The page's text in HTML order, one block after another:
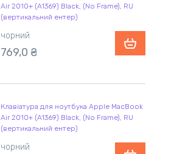
Air 2010+ (A1369) Black, (No Frame), RU
(вертикальний ентер)
чорний
769,0 ₴
Клавіатура для ноутбука Apple MacBook
Air 2010+ (A1369) Black, (No Frame), RU
(вертикальний ентер)
чорний